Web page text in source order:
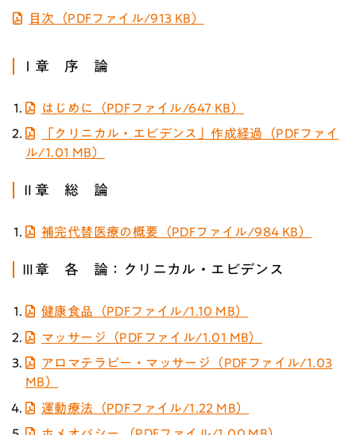
目次（PDFファイル/913 KB）
Ⅰ章 序 論
はじめに（PDFファイル/647 KB）
「クリニカル・エビデンス」作成経過（PDFファイ
ル/1.01 MB）
Ⅱ章 総 論
補完代替医療の概要（PDFファイル/984 KB）
Ⅲ章 各 論：クリニカル・エビデンス
健康食品（PDFファイル/1.10 MB）
マッサージ（PDFファイル/1.01 MB）
アロマテラピー・マッサージ（PDFファイル/1.03
MB）
運動療法（PDFファイル/1.22 MB）